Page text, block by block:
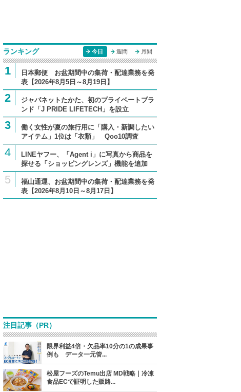
ランキング 今日 週間 月間
1
日本郵便 お盆期間中の集荷・配達業務を発
表【2026年8月5日～8月19日】
2
ジャパネットたかた、初のプライベートブラ
ンド「J PRIDE LIFETECH」を設立
3
働く女性が夏の旅行用に「購入・新調したい
アイテム」1位は「衣類」 Qoo10調査
4
LINEヤフー、「Agent i」に写真から商品を
探せる「ショッピングレンズ」機能を追加
5
福山通運、お盆期間中の集荷・配達業務を発
表【2026年8月10日～8月17日】
注目記事（PR）
限界利益4倍・欠品率10分の1の成果事
例も データ一元管...
松屋フーズのTemu出店 MD戦略｜冷凍
食品ECで証明した販路...